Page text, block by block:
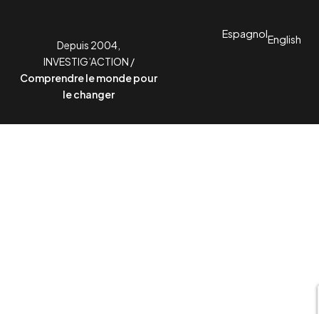
Depuis 2004,
INVESTIG’ACTION /
Comprendre le monde pour
le changer
EspagnolEnglish